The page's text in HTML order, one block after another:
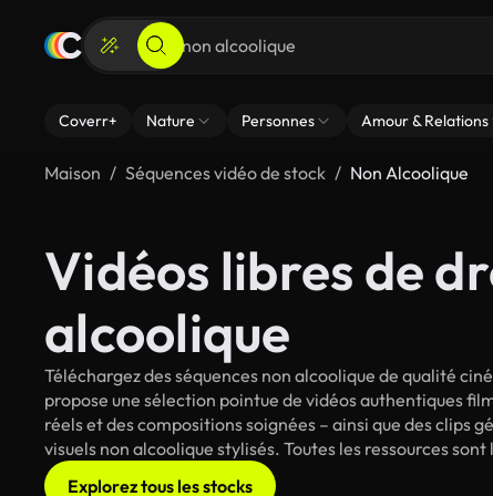
Coverr+ Nature Personnes Amour & Relations
Maison Séquences vidéo de stock Non Alcoolique
Vidéos libres de
alcoolique
Téléchargez des séquences non alcoolique de qualité
propose une sélection pointue de vidéos authentiques
réels et des compositions soignées – ainsi que des clips
visuels non alcoolique stylisés. Toutes les ressources
Explorez tous les stocks